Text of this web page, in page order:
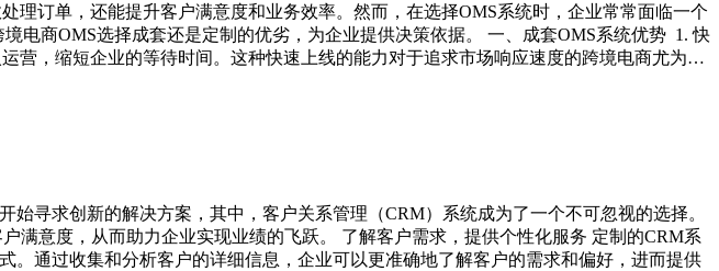
订单，还能提升客户满意度和业务效率。然而，在选择OMS系统时，企业常常面临一个
电商OMS选择成套还是定制的优劣，为企业提供决策依据。 一、成套OMS系统优势 1. 快
营，缩短企业的等待时间。这种快速上线的能力对于追求市场响应速度的跨境电商尤为…
寻求创新的解决方案，其中，客户关系管理（CRM）系统成为了一个不可忽视的选择。
满意度，从而助力企业实现业绩的飞跃。 了解客户需求，提供个性化服务 定制的CRM系
通过收集和分析客户的详细信息，企业可以更准确地了解客户的需求和偏好，进而提供